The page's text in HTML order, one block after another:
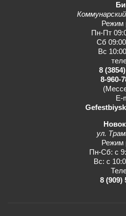
Режим
Пн-Пт
Сб
Вс
8
8-960-
E-
ул.
Режим
Пн-Сб: с
Вс: с
8 (909)